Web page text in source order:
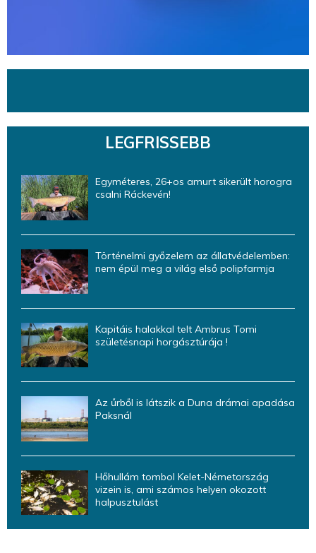
LEGFRISSEBB
Egyméteres, 26+os amurt sikerült horogra
csalni Ráckevén!
Történelmi győzelem az állatvédelemben:
nem épül meg a világ első polipfarmja
Kapitáis halakkal telt Ambrus Tomi
születésnapi horgásztúrája !
Az űrből is látszik a Duna drámai apadása
Paksnál
Hőhullám tombol Kelet-Németország
vizein is, ami számos helyen okozott
halpusztulást